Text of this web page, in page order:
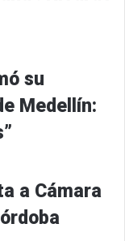
su
Medellín:
a Cámara